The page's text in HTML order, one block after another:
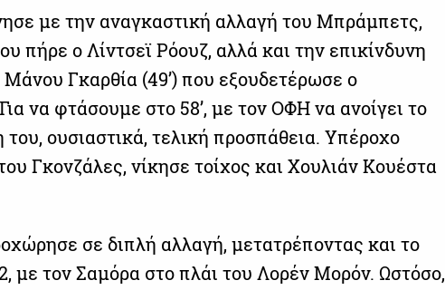
με την αναγκαστική αλλαγή του Μπράμπετς,
πήρε ο Λίντσεϊ Ρόουζ, αλλά και την επικίνδυνη
Γκαρθία (49’) που εξουδετέρωσε ο
να φτάσουμε στο 58’, με τον ΟΦΗ να ανοίγει το
ουσιαστικά, τελική προσπάθεια. Υπέροχο
Γκονζάλες, νίκησε τοίχος και Χουλιάν Κουέστα
σε διπλή αλλαγή, μετατρέποντας και το
με τον Σαμόρα στο πλάι του Λορέν Μορόν. Ωστόσο,